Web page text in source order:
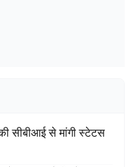
सीबीआई से मांगी स्टेटस